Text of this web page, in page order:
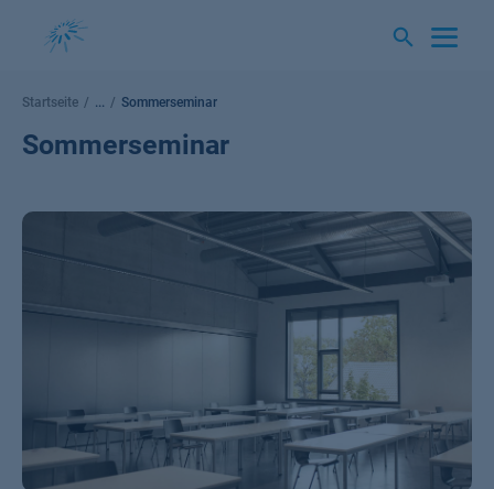
Startseite ... Sommerseminar
Sommerseminar